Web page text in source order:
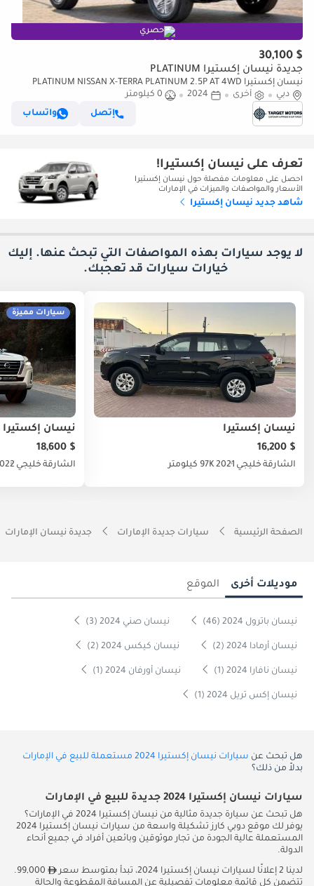
حصري
$ 30,100
جديدة نيسان إكستيرا PLATINUM
نيسان إكستيرا PLATINUM NISSAN X-TERRA PLATINUM 2.5P AT 4WD
MY2024
دبي أخرى 2024
0 كيلومتر
إتصل
واتساب
تعرف على نيسان إكستيرا!
احصل على معلومات مفصلة حول نيسان إكستيرا
الأسعار والمواصفات والميزات في الإمارات
شاهد جديد نيسان إكستيرا
لا يوجد سيارات بهذه المواصفات التي تبحث عنها. إليك
خيارات سيارات قد تعجبك.
نيسان إكستيرا
$ 16,200
الشارقة خليجي 202197K كيلومتر
سيارات مميزة
نيسان إكستيرا
$ 18,600
الشارقة خليجي
الصفحة الرئيسية سيارات جديدة الإمارات جديدة نيسان الإمارات
موديلات أخرى الموقع
نيسان باترول 2024 (46) نيسان صني 2024 (3)
نيسان أرمادا 2024 (2) نيسان كيكس 2024 (2)
نيسان نافارا 2024 (1) نيسان أورفان 2024 (1)
نيسان إكس تريل 2024 (1)
هل تبحث عن سيارات نيسان إكستيرا 2024 مستعملة للبيع في الإمارات
بدلاً من ذلك؟
سيارات نيسان إكستيرا 2024 جديدة للبيع في الإمارات
هل تبحث عن سيارة جديدة مثالية من نيسان إكستيرا 2024 في الإمارات؟
يوفر لك موقع دوبي كارز تشكيلة واسعة من سيارات نيسان إكستيرا 2024
المستعملة عالية الجودة من تجار موثوقين وبائعين أفراد في جميع أنحاء
الدولة.
لدينا 2 إعلانًا لسيارات نيسان إكستيرا 2024، تبدأ بمتوسط سعر
99,000.
تتضمن كل قائمة معلومات تفصيلية عن المسافة المقطوعة والحالة